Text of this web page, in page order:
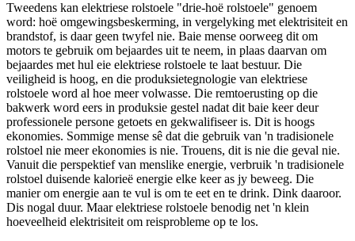
Tweedens kan elektriese rolstoele "drie-hoë rolstoele" genoem
word: hoë omgewingsbeskerming, in vergelyking met elektrisiteit en
brandstof, is daar geen twyfel nie. Baie mense oorweeg dit om
motors te gebruik om bejaardes uit te neem, in plaas daarvan om
bejaardes met hul eie elektriese rolstoele te laat bestuur. Die
veiligheid is hoog, en die produksietegnologie van elektriese
rolstoele word al hoe meer volwasse. Die remtoerusting op die
bakwerk word eers in produksie gestel nadat dit baie keer deur
professionele persone getoets en gekwalifiseer is. Dit is hoogs
ekonomies. Sommige mense sê dat die gebruik van 'n tradisionele
rolstoel nie meer ekonomies is nie. Trouens, dit is nie die geval nie.
Vanuit die perspektief van menslike energie, verbruik 'n tradisionele
rolstoel duisende kalorieë energie elke keer as jy beweeg. Die
manier om energie aan te vul is om te eet en te drink. Dink daaroor.
Dis nogal duur. Maar elektriese rolstoele benodig net 'n klein
hoeveelheid elektrisiteit om reisprobleme op te los.